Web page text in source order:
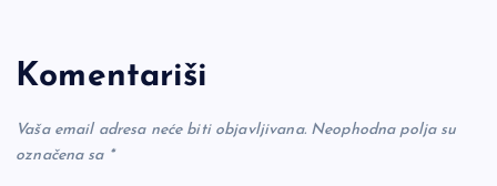
Komentariši
Vaša email adresa neće biti objavljivana. Neophodna polja su
označena sa *